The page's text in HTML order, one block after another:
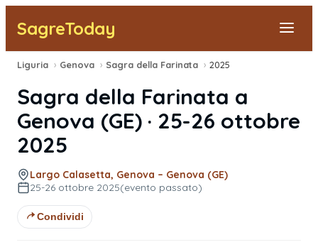
SagreToday
Segnala una sagra
Tutte le Sagre
Vicino a Me
Liguria › Genova › Sagra della Farinata › 2025
Sagra della Farinata a
Genova (GE) · 25-26 ottobre
2025
Largo Calasetta, Genova – Genova (GE)
25-26 ottobre 2025(evento passato)
Condividi